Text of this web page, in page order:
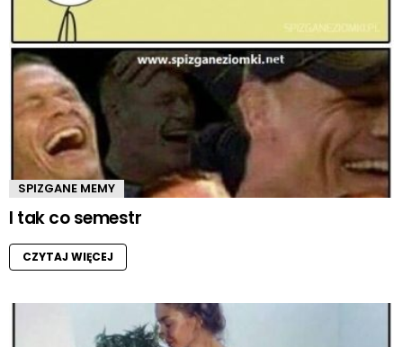
SPIZGANE MEMY
I tak co semestr
CZYTAJ WIĘCEJ